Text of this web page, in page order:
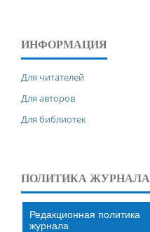
ИНФОРМАЦИЯ
Для читателей
Для авторов
Для библиотек
ПОЛИТИКА ЖУРНАЛА
Редакционная политика
журнала